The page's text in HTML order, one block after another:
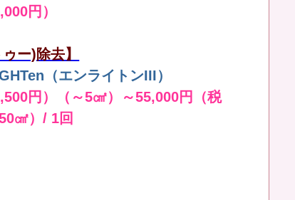
円）
ー)除去】
（エンライトンIII）
円）（～5㎠）～55,000円（税
㎠）/ 1回